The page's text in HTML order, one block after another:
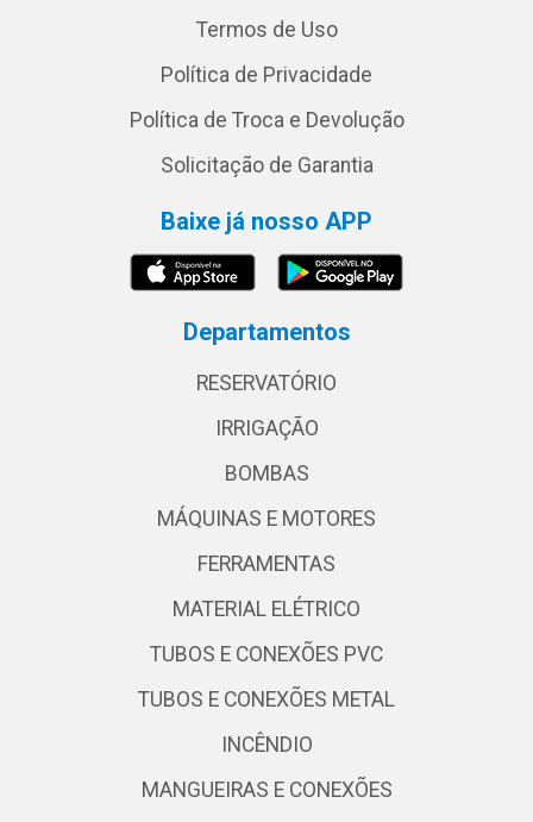
Termos de Uso
Política de Privacidade
Política de Troca e Devolução
Solicitação de Garantia
Baixe já nosso APP
Departamentos
RESERVATÓRIO
IRRIGAÇÃO
BOMBAS
MÁQUINAS E MOTORES
FERRAMENTAS
MATERIAL ELÉTRICO
TUBOS E CONEXÕES PVC
TUBOS E CONEXÕES METAL
INCÊNDIO
MANGUEIRAS E CONEXÕES